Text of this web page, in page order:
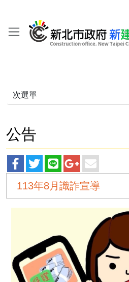
次選單
公告
facebook
分
享
twitter
分
享
line
分
享
googleplus
分
享
main
分
享
113年8月識詐宣導